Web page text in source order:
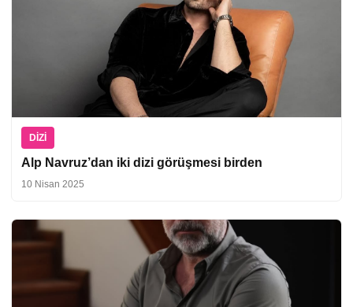
DIZI
Alp Navruz’dan iki dizi görüşmesi birden
10 Nisan 2025